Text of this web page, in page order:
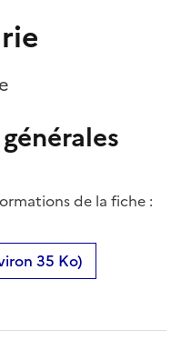
de la fiche :
35 Ko)